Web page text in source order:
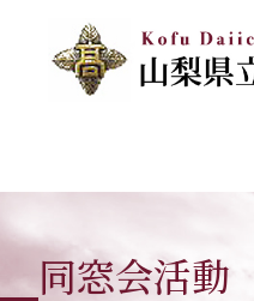
同窓会活動